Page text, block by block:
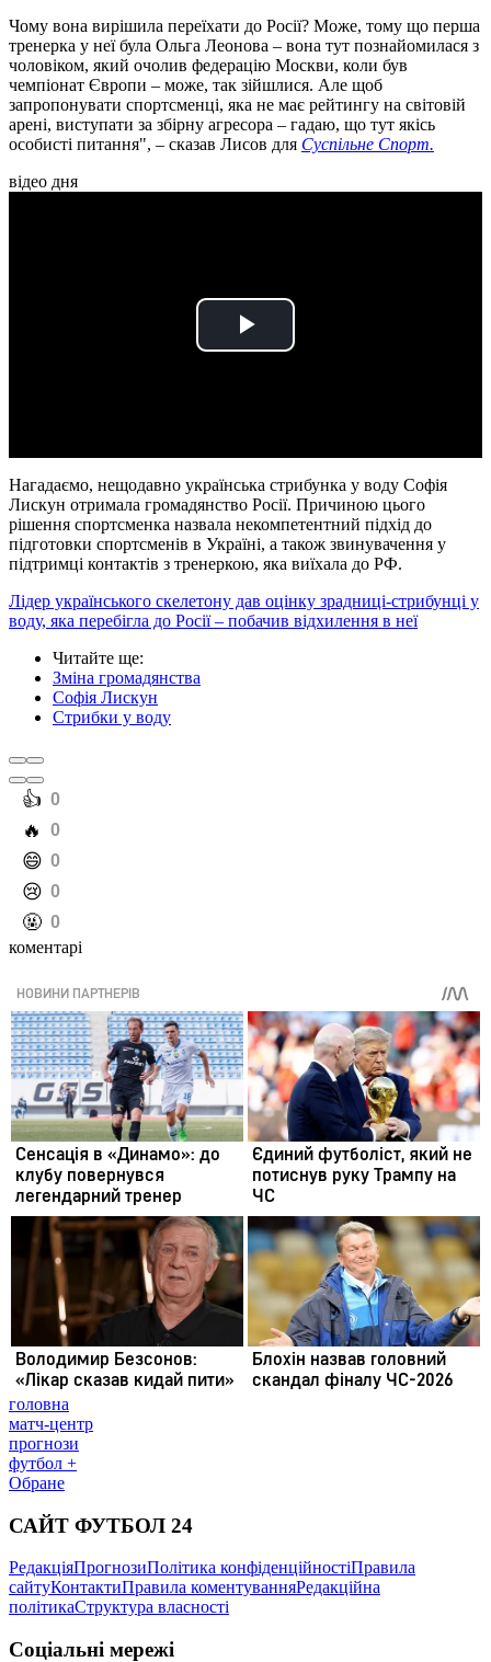
Чому вона вирішила переїхати до Росії? Може, тому що перша
тренерка у неї була Ольга Леонова – вона тут познайомилася з
чоловіком, який очолив федерацію Москви, коли був
чемпіонат Європи – може, так зійшлися. Але щоб
запропонувати спортсменці, яка не має рейтингу на світовій
арені, виступати за збірну агресора – гадаю, що тут якісь
особисті питання", – сказав Лисов для Суспільне Спорт.
відео дня
Play
Нагадаємо, нещодавно українська стрибунка у воду Софія
Лискун отримала громадянство Росії. Причиною цього
рішення спортсменка назвала некомпетентний підхід до
підготовки спортсменів в Україні, а також звинувачення у
підтримці контактів з тренеркою, яка виїхала до РФ.
Лідер українського скелетону дав оцінку зрадниці-стрибунці у
воду, яка перебігла до Росії – побачив відхилення в неї
Читайте ще:
Зміна громадянства
Софія Лискун
Стрибки у воду
️👍 0
️🔥 0
️😄 0
️😢 0
️🤬 0
коментарі
головна
матч-центр
прогнози
футбол +
Обране
САЙТ ФУТБОЛ 24
РедакціяПрогнозиПолітика конфіденційностіПравила
сайтуКонтактиПравила коментуванняРедакційна
політикаСтруктура власності
Соціальні мережі